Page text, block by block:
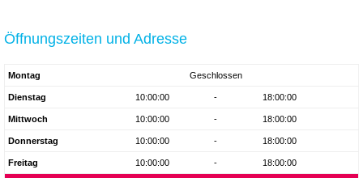
Öffnungszeiten und Adresse
Montag Geschlossen
Dienstag 10:00:00 - 18:00:00
Mittwoch 10:00:00 - 18:00:00
Donnerstag 10:00:00 - 18:00:00
Freitag 10:00:00 - 18:00:00